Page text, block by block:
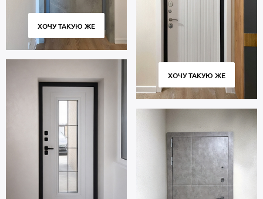
ХОЧУ ТАКУЮ ЖЕ
ХОЧУ ТАКУЮ ЖЕ